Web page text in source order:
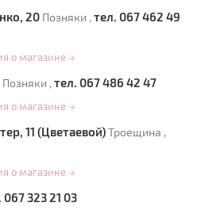
20 Позняки , тел. 067 462 49
о магазине →
Позняки , тел. 067 486 42 47
о магазине →
11 (Цветаевой)Троещина ,
о магазине →
067 323 21 03